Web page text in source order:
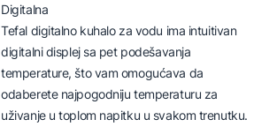
Digitalna
Tefal digitalno kuhalo za vodu ima intuitivan
digitalni displej sa pet podešavanja
temperature, što vam omogućava da
odaberete najpogodniju temperaturu za
uživanje u toplom napitku u svakom trenutku.